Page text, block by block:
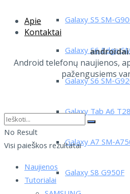
Galaxy S5 SM-
Galaxy S6 Edge
Galaxy S6 SM-
Galaxy Tab A6
Galaxy A7 SM-
Galaxy S8 G950F
Apie
Kontaktai
Android telefonų naujienos,
pažengusiems
No Result
Visi paieškos rezultatai
Naujienos
Tutorialai